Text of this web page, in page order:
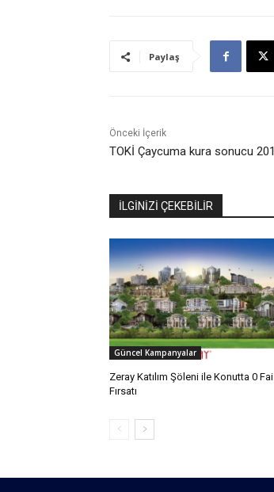
Paylaş
Önceki İçerik
TOKİ Çaycuma kura sonucu
İLGİNİZİ ÇEKEBİLİR
Güncel Kampanyalar
Zeray Katılım Şöleni ile Konutta 0
Fırsatı